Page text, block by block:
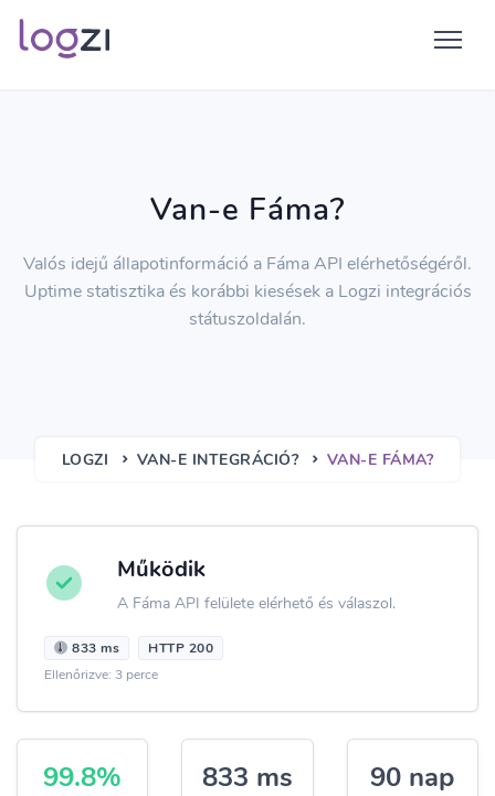
Van-e Fáma?
Valós idejű állapotinformáció a Fáma API elérhetőségéről.
Uptime statisztika és korábbi kiesések a Logzi integrációs
státuszoldalán.
LOGZI VAN-E INTEGRÁCIÓ? VAN-E FÁMA?
Működik
A Fáma API felülete elérhető és válaszol.
833 ms HTTP 200
Ellenőrizve: 3 perce
99.8% 833 ms 90 nap